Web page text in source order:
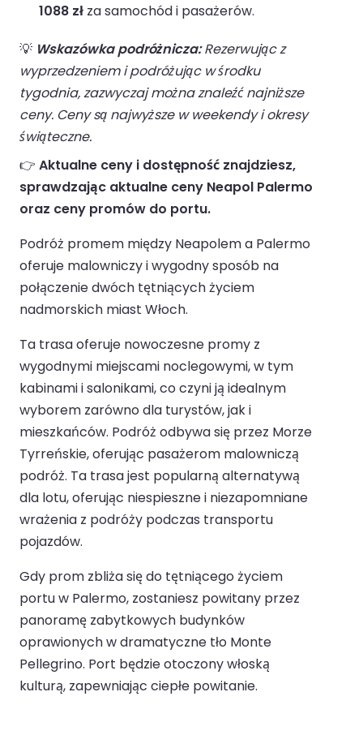
1088 zł za samochód i pasażerów.
💡 Wskazówka podróżnicza:Rezerwując z
wyprzedzeniem i podróżując w środku
tygodnia, zazwyczaj można znaleźć najniższe
ceny. Ceny są najwyższe w weekendy i okresy
świąteczne.
👉 Aktualne ceny i dostępność znajdziesz,
sprawdzając aktualne ceny Neapol Palermo
oraz ceny promów do portu.
Podróż promem między Neapolem a Palermo
oferuje malowniczy i wygodny sposób na
połączenie dwóch tętniących życiem
nadmorskich miast Włoch.
Ta trasa oferuje nowoczesne promy z
wygodnymi miejscami noclegowymi, w tym
kabinami i salonikami, co czyni ją idealnym
wyborem zarówno dla turystów, jak i
mieszkańców. Podróż odbywa się przez Morze
Tyrreńskie, oferując pasażerom malowniczą
podróż. Ta trasa jest popularną alternatywą
dla lotu, oferując niespieszne i niezapomniane
wrażenia z podróży podczas transportu
pojazdów.
Gdy prom zbliża się do tętniącego życiem
portu w Palermo, zostaniesz powitany przez
panoramę zabytkowych budynków
oprawionych w dramatyczne tło Monte
Pellegrino. Port będzie otoczony włoską
kulturą, zapewniając ciepłe powitanie.